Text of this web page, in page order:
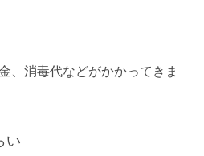
、消毒代などがかかってきま
い